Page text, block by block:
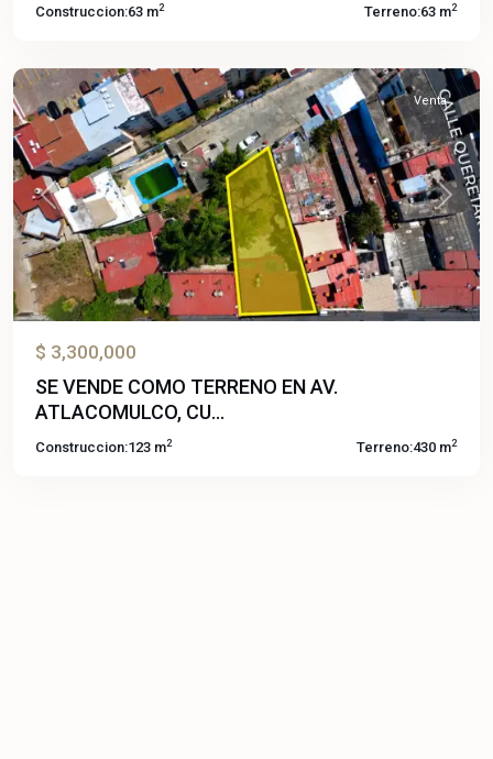
Construccion:63 m2 Terreno:63 m2
Acapantzingo,
Previous Next
Venta
$ 3,300,000
SE VENDE COMO TERRENO EN AV.
ATLACOMULCO, CU...
Construccion:123 m2 Terreno:430 m2